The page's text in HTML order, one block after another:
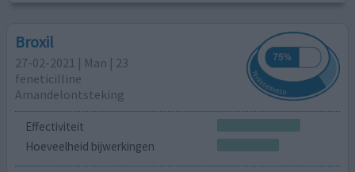
Broxil
27-02-2021 | Man | 23
feneticilline
Amandelontsteking
Effectiviteit
Hoeveelheid bijwerkingen